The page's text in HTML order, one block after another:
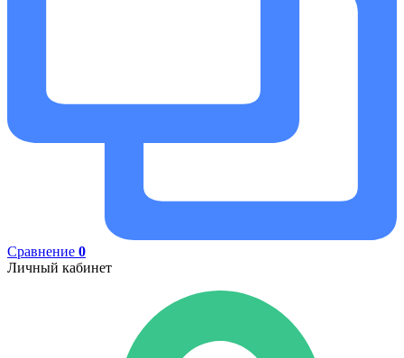
Сравнение 0
Личный кабинет